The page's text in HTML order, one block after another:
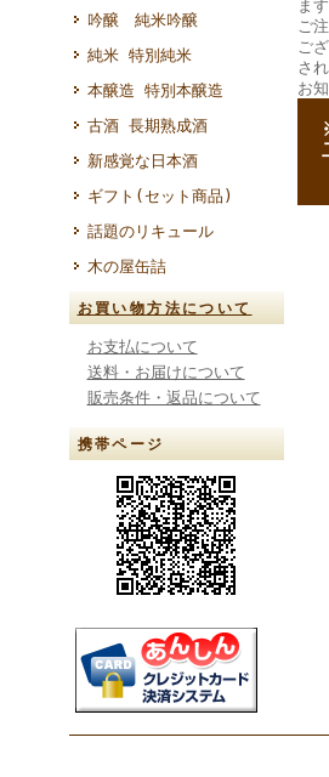
吟醸 純米吟醸
純米 特別純米
本醸造 特別本醸造
古酒 長期熟成酒
新感覚な日本酒
ギフト(セット商品)
話題のリキュール
木の屋缶詰
お買い物方法について
お支払について
送料・お届けについて
販売条件・返品について
携帯ページ
ま
ご
ご
さ
お